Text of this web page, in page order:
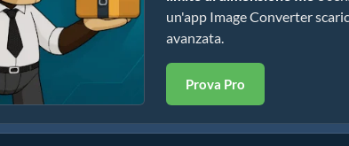
un'app Image Converter
avanzata.
Prova Pro